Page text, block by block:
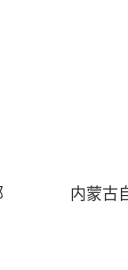
内蒙古